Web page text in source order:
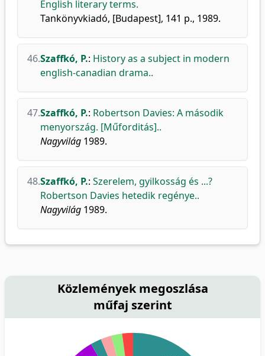
English literary terms.
Tankönyvkiadó, [Budapest], 141 p., 1989.
46.Szaffkó, P.: History as a subject in modern
english-canadian drama..
47.Szaffkó, P.: Robertson Davies: A második
menyország. [Műforditás]..
Nagyvilág 1989.
48.Szaffkó, P.: Szerelem, gyilkosság és ...?
Robertson Davies hetedik regénye..
Nagyvilág 1989.
Közlemények megoszlása
műfaj szerint